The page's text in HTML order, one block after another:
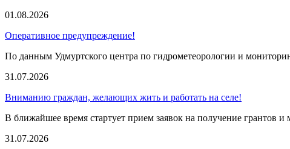
01.08.2026
Оперативное предупреждение!
По данным Удмуртского центра по гидрометеорологии и
31.07.2026
Вниманию граждан, желающих жить и работать на селе!
В ближайшее время стартует прием заявок на получение грантов и
31.07.2026